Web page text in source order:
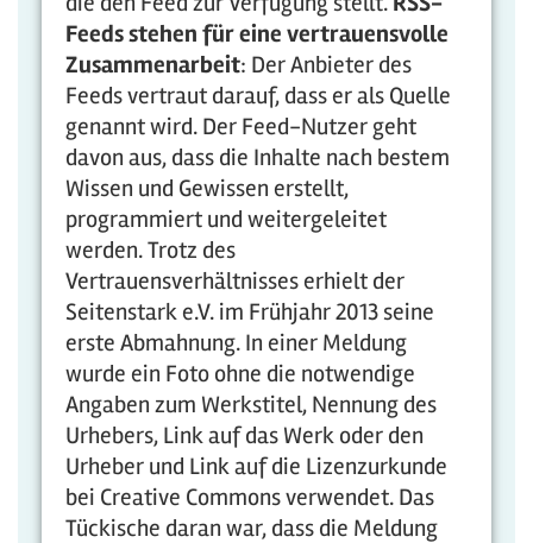
Feeds stehen für eine vertrauensvolle
Zusammenarbeit: Der Anbieter des
Feeds vertraut darauf, dass er als Quelle
genannt wird. Der Feed-Nutzer geht
davon aus, dass die Inhalte nach bestem
Wissen und Gewissen erstellt,
programmiert und weitergeleitet
werden. Trotz des
Vertrauensverhältnisses erhielt der
Seitenstark e.V. im Frühjahr 2013 seine
erste Abmahnung. In einer Meldung
wurde ein Foto ohne die notwendige
Angaben zum Werkstitel, Nennung des
Urhebers, Link auf das Werk oder den
Urheber und Link auf die Lizenzurkunde
bei Creative Commons verwendet. Das
Tückische daran war, dass die Meldung